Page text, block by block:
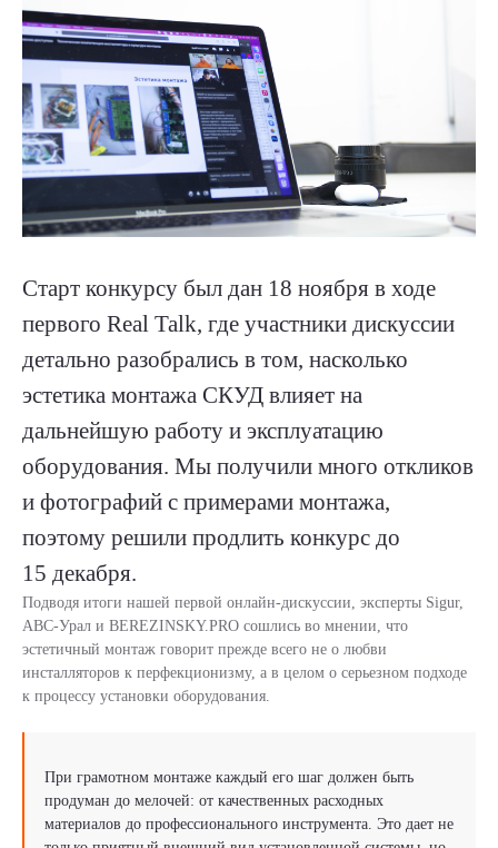
Старт конкурсу был дан 18 ноября в ходе
первого Real Talk, где участники дискуссии
детально разобрались в том, насколько
эстетика монтажа СКУД влияет на
дальнейшую работу и эксплуатацию
оборудования. Мы получили много откликов
и фотографий с примерами монтажа,
поэтому решили продлить конкурс до
15 декабря.
Подводя итоги нашей первой онлайн-дискуссии, эксперты Sigur,
АВС-Урал и BEREZINSKY.PRO сошлись во мнении, что
эстетичный монтаж говорит прежде всего не о любви
инсталляторов к перфекционизму, а в целом о серьезном подходе
к процессу установки оборудования.
При грамотном монтаже каждый его шаг должен быть
продуман до мелочей: от качественных расходных
материалов до профессионального инструмента. Это дает не